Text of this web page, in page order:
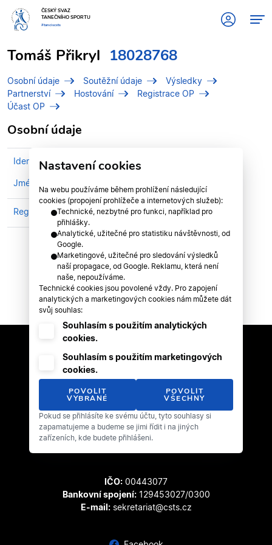
ČESKÝ SVAZ
TANEČNÍHO SPORTU
#tanciscsts
Tomáš Přikryl 18028768
Osobní údaje Soutěžní údaje
Výsledky
Partnerství
Hostování
Registrace OP
Účast OP
Osobní údaje
Identifikační číslo (IDT)
Jméno
Registrován v klubu iDance Studio, z.s.
Český svaz tanečního sportu
Zátopkova 100/2
169 00 Praha 6 - Břevnov
IČO: 00443077
Bankovní spojení:129453027/0300
E-mail:sekretariat@csts.cz
Nastavení cookies
Na webu používáme během prohlížení následující
cookies (propojení prohlížeče a internetových služeb):
Technické, nezbytné pro funkci, například pro
přihlášky.
Analytické, užitečné pro statistiku návštěvnosti, od
Google.
Marketingové, užitečné pro sledování výsledků
naší propagace, od Google. Reklamu, která není
naše, nepoužíváme.
Technické cookies jsou povolené vždy. Pro zapojení
analytických a marketingových cookies nám můžete dát
svůj souhlas:
Souhlasím s použitím analytických
cookies.
Souhlasím s použitím marketingových
cookies.
POVOLIT
VYBRANÉ
POVOLIT
VŠECHNY
Pokud se přihlásíte ke svému účtu, tyto souhlasy si
zapamatujeme a budeme se jimi řídit i na jiných
zařízeních, kde budete přihlášeni.